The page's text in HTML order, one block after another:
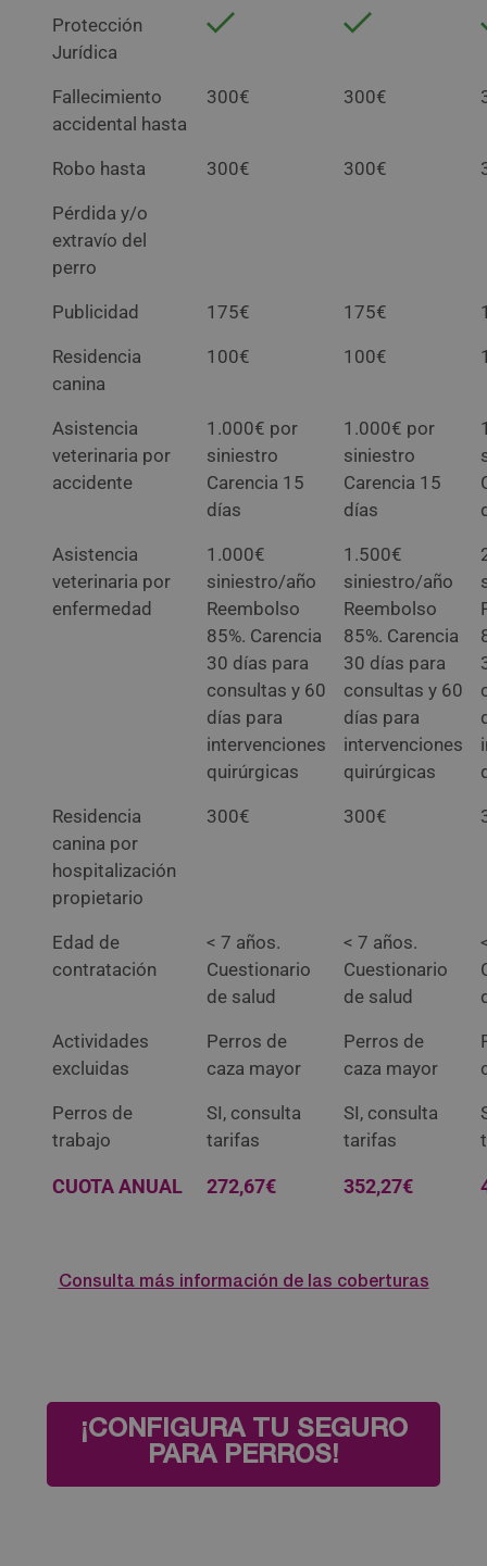
Protección
Jurídica
Fallecimiento
accidental hasta
300€ 300€
Robo hasta 300€ 300€
Pérdida y/o
extravío del
perro
Publicidad 175€ 175€
Residencia
canina
100€ 100€
Asistencia
veterinaria por
accidente
1.000€ por
siniestro
Carencia 15
días
1.000€ por
siniestro
Carencia 15
días
Asistencia
veterinaria por
enfermedad
1.000€
siniestro/año
Reembolso
85%. Carencia
30 días para
consultas y 60
días para
intervenciones
quirúrgicas
1.500€
siniestro/año
Reembolso
85%. Carencia
30 días para
consultas y 60
días para
intervenciones
quirúrgicas
Residencia
canina por
hospitalización
propietario
300€ 300€
Edad de
contratación
< 7 años.
Cuestionario
de salud
< 7 años.
Cuestionario
de salud
Actividades
excluidas
Perros de
caza mayor
Perros de
caza mayor
Perros de
trabajo
SI, consulta
tarifas
SI, consulta
tarifas
CUOTA ANUAL 272,67€ 352,27€
Consulta más información de las coberturas
¡CONFIGURA TU SEGURO
PARA PERROS!